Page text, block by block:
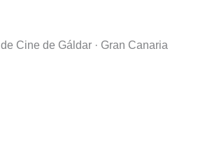
Cine de Gáldar · Gran Canaria